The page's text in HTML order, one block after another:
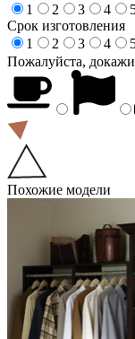
1
2 3 4
Срок изготовления
1
2 3 4
Пожалуйста,
Похожие модели